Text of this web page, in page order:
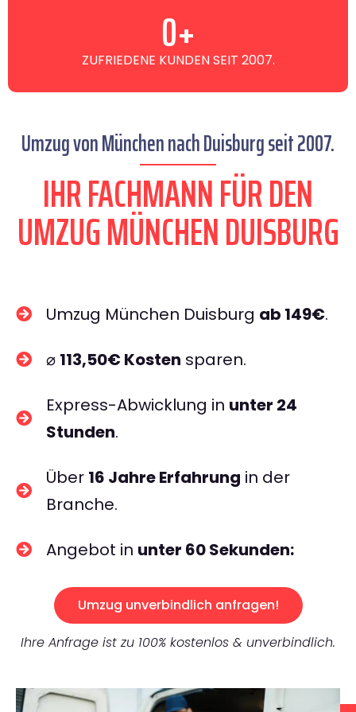
ZUFRIEDENE KUNDEN SEIT 2007.
0+
Umzug von München nach Duisburg seit 2007.
IHR FACHMANN FÜR DEN
UMZUG MÜNCHEN DUISBURG
Umzug München Duisburg ab 149€.
⌀ 113,50€ Kosten sparen.
Express-Abwicklung in unter 24
Stunden.
Über 16 Jahre Erfahrung in der
Branche.
Angebot in unter 60 Sekunden:
Umzug unverbindlich anfragen!
Ihre Anfrage ist zu 100% kostenlos & unverbindlich.